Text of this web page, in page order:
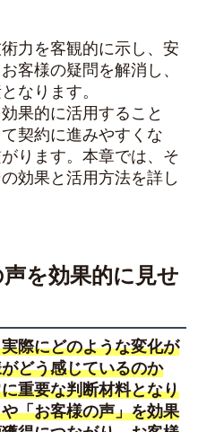
力を客観的に示し、安
客様の疑問を解消し、
なります。
果的に活用すること
契約に進みやすくな
ります。本章では、そ
効果と活用方法を詳し
を効果的に見せ
際にどのような変化が
どう感じているのか
重要な判断材料となり
「お客様の声」を効果